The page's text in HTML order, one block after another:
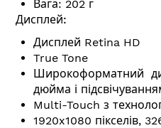
Вага: 202 г
Дисплей:
Дисплей Retina HD
True Tone
Широкоформатний
дюйма і
Multi-Touch з
1920x1080 пікселів,